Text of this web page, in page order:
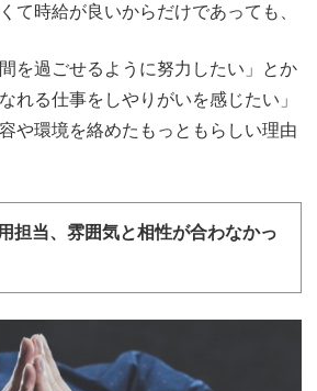
て時給が良いからだけであっても、
を過ごせるように努力したい」とか
れる仕事をしやりがいを感じたい」
や環境を絡めたもっともらしい理由
担当、雰囲気と相性が合わなかっ